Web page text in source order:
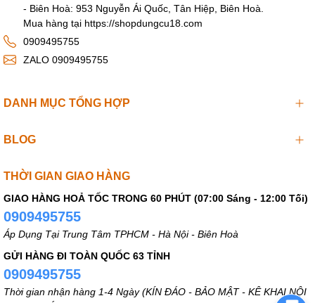
- Biên Hoà: 953 Nguyễn Ái Quốc, Tân Hiệp, Biên Hoà.
Mua hàng tại https://shopdungcu18.com
0909495755
ZALO 0909495755
DANH MỤC TỔNG HỢP
BLOG
THỜI GIAN GIAO HÀNG
GIAO HÀNG HOẢ TỐC TRONG 60 PHÚT (07:00 Sáng - 12:00 Tối)
0909495755
Áp Dụng Tại Trung Tâm TPHCM - Hà Nội - Biên Hoà
GỬI HÀNG ĐI TOÀN QUỐC 63 TỈNH
0909495755
Thời gian nhận hàng 1-4 Ngày (KÍN ĐÁO - BẢO MẬT - KÊ KHAI NỘI